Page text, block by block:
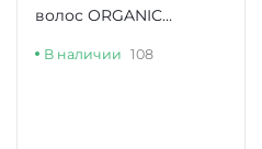
волос ORGANIC
В наличии 108